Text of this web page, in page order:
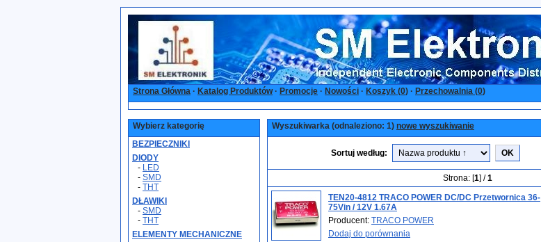
Strona Główna · Katalog Produktów· Promocje · Nowości · Koszyk (0) · Przechowalnia (0)
Wybierz kategorię
BEZPIECZNIKI
DIODY
- LED
- SMD
- THT
DŁAWIKI
- SMD
- THT
ELEMENTY MECHANICZNE
Wyszukiwarka (odnaleziono: 1) nowe wyszukiwanie
Sortuj według:
Strona: [1] /1
TEN20-4812 TRACO POWER DC/DC Przetwornica 36-
75Vin / 12V 1.67A
Producent: TRACO POWER
Dodaj do porównania